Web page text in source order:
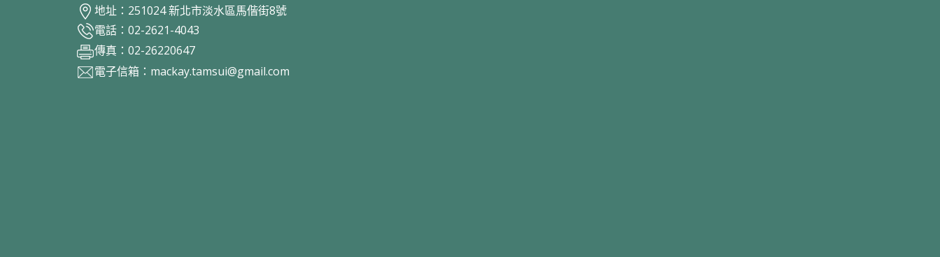
地址：251024 新北市淡水區馬偕街8號
電話：02-2621-4043
傳真：02-26220647
電子信箱： mackay.tamsui@gmail.com